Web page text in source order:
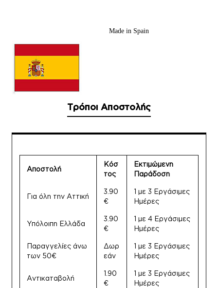
Made in Spain
Τρόποι Αποστολής
Αποστολή
Κόσ
τος
Εκτιμώμενη
Παράδοση
Για όλη την Αττική
3.90
€
1 με 3 Εργάσιμες
Ημέρες
Υπόλοιπη Ελλάδα
3.90
€
1 με 4 Εργάσιμες
Ημέρες
Παραγγελίες άνω
των 50€
Δωρ
εάν
1 με 3 Εργάσιμες
Ημέρες
Αντικαταβολή
1.90
€
1 με 3 Εργάσιμες
Ημέρες